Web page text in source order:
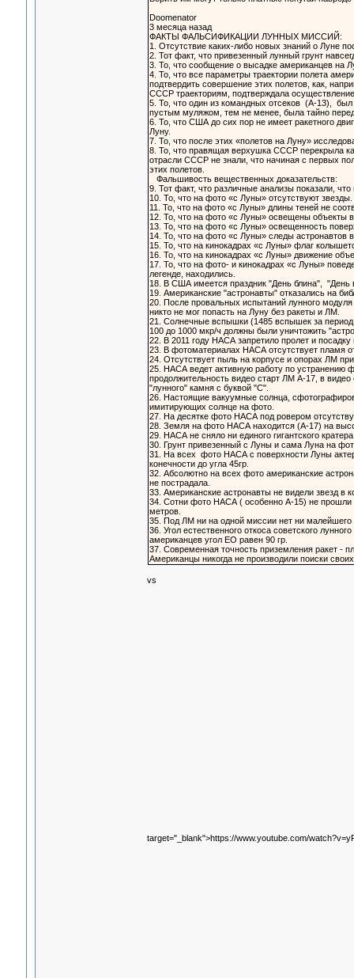
Doomenator
3 месяца назад
ФАКТЫ ФАЛЬСИФИКАЦИИ ЛУННЫХ МИССИЙ:
1. Отсутствие каких-либо новых знаний о Луне
2. Тот факт, что привезенный лунный грунт
3. То, что сообщение о высадке американцев на
4. То, что все параметры траектории полета
подтвердить совершение этих полетов, как,
СССР траекториям, подтверждала
5. То, что один из командных отсеков (А-13),
пустым муляжом, тем не менее, была тайно
6. То, что США до сих пор не имеет ракетного
Луну.
7. То, что после этих «полетов на Луну»
8. То, что правящая верхушка СССР перекрыла
отрасли СССР не знали, что начиная с первых
этих полетов.
Фальшивость вещественных доказательств:
9. Тот факт, что различные анализы показали,
10. То, что на фото «с Луны» отсутствуют звезды.
11. То, что на фото «с Луны» длины теней не
12. То, что на фото «с Луны» освещены объекты в
13. То, что на фото «с Луны» освещенность
14. То, что на фото «с Луны» следы астронавтов
15. То, что на кинокадрах «с Луны» флаг
16. То, что на кинокадрах «с Луны» движение
17. То, что на фото- и кинокадрах «с Луны»
легенде, находились.
18. В США имеется праздник "День блина", "День
19. Американские "астронавты" отказались на
20. После провальных испытаний лунного
никто не мог попасть на Луну без ракеты и ЛМ.
21. Солнечные вспышки (1485 вспышек за
100 до 1000 мкр/ч должны были уничтожить
22. В 2011 году НАСА запретило пролет и
23. В фотоматериалах НАСА отсутствует пламя
24. Отсутствует пыль на корпусе и опорах ЛМ
25. НАСА ведет активную работу по устранению
продолжительность видео старт ЛМ А-17, в
"лунного" камня с буквой "С".
26. Настоящие вакуумные солнца,
имитирующих солнце на фото.
27. На десятке фото НАСА под ровером
28. Земля на фото НАСА находится (А-17) на
29. НАСА не сняло ни единого гигантского
30. Грунт привезенный с Луны и сама Луна на
31. На всех фото НАСА с поверхности Луны
конечности до угла 45гр.
32. Абсолютно на всех фото американские
не пострадала.
33. Американские астронавты не видели звезд в
34. Сотни фото НАСА ( особенно А-15) не прошли
метров.
35. Под ЛМ ни на одной миссии нет ни малейшего
36. Угол естественного откоса советского
американцев угол ЕО равен 90 гр.
37. Современная точность приземления ракет -
Американцы никогда не производили поиски
vs
target="_blank">https://www.youtube.com/